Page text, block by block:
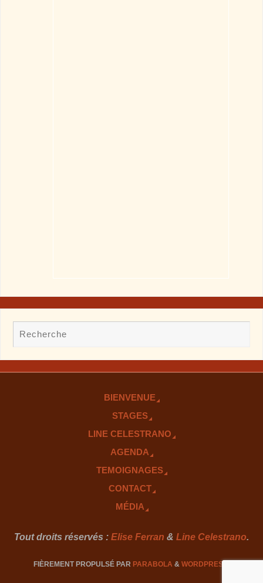
BIENVENUE
STAGES
LINE CELESTRANO
AGENDA
TEMOIGNAGES
CONTACT
MÉDIA
Tout droits réservés : Elise Ferran & Line Celestrano.
FIÈREMENT PROPULSÉ PAR PARABOLA & WORDPRESS.